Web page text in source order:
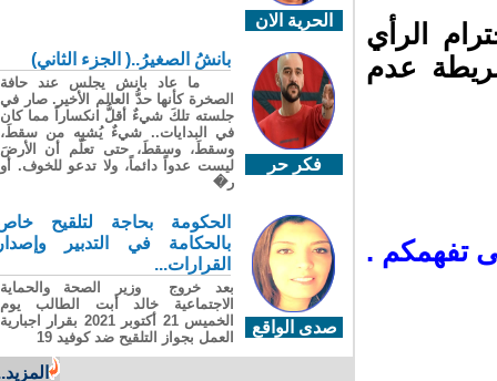
الرأي
عدم
تفهمكم.
الحرية الان
فكر حر
بانشُ الصغيرُ..( الجزء الثاني)
ما عاد بانش يجلس عند حافة
الصخرة كأنها حدُّ العالم الأخير. صار في
جلسته تلكَ شيءٌ أقلُّ انكساراً مما كان
في البدايات.. شيءٌ يُشبِه من سقطَ،
وسقطَ، وسقطَ، حتى تعلّم أن الأرضَ
ليست عدواً دائماً، ولا تدعو للخوف. أو
ر�
صدى الواقع
الحكومة بحاجة لتلقيح خاص
بالحكامة في التدبير وإصدار
القرارات...
بعد خروج وزير الصحة والحماية
الاجتماعية خالد أبت الطالب يوم
الخميس 21 أكتوبر 2021 بقرار اجبارية
العمل بجواز التلقيح ضد كوفيد 19
المزيد...